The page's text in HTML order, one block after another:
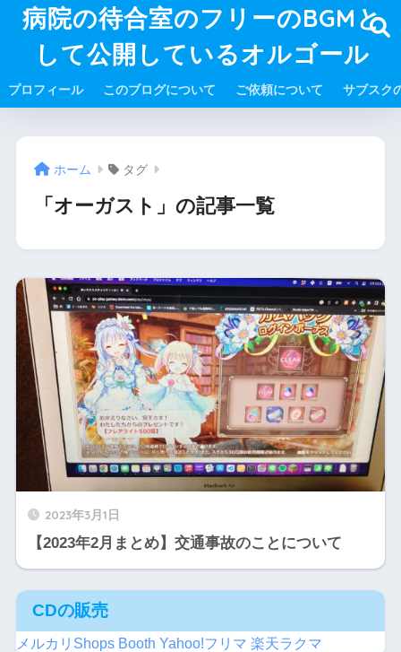
病院の待合室のフリーのBGMと
して公開しているオルゴール
プロフィール このブログについて ご依頼について サブスク
ホーム タグ
「オーガスト」の記事一覧
2023年3月1日
【2023年2月まとめ】交通事故のことについて
CDの販売
メルカリShops Booth Yahoo!フリマ 楽天ラクマ